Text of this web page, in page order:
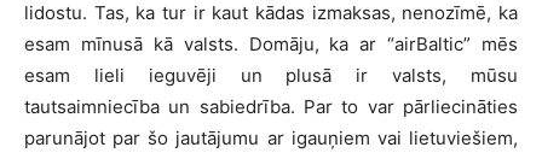
lidostu. Tas, ka tur ir kaut kādas izmaksas, nenozīmē, ka
esam mīnusā kā valsts. Domāju, ka ar “airBaltic” mēs
esam lieli ieguvēji un plusā ir valsts, mūsu
tautsaimniecība un sabiedrība. Par to var pārliecināties
parunājot par šo jautājumu ar igauņiem vai lietuviešiem,